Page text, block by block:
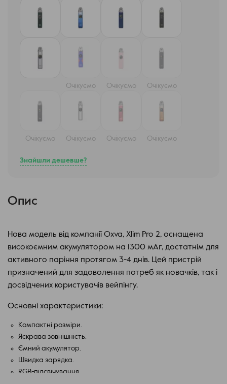
Очікуємо Очікуємо Очікуємо
Очікуємо Очікуємо Очікуємо Очікуємо
Знайшли дешевше?
Опис
Нова модель від компанії Oxva, Хlim Pro 2, оснащена
високоємним акумулятором на 1300 мАг, достатнім для
активного паріння протягом 3-4 днів. Цей пристрій
призначений для задоволення потреб як новачків, так і
досвідчених користувачів вейпінгу.
Основні характеристики:
Компактні розміри.
Яскрава зовнішність.
Ємний акумулятор.
Швидка зарядка.
RGB-підсвічування.